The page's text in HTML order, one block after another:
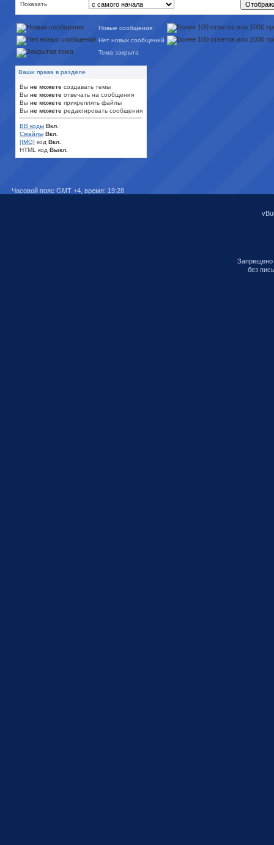
Показать
Новые сообщения
Нет новых сообщений
Тема закрыта
Ваши права в разделе
Вы не можете создавать темы
Вы не можете отвечать на сообщения
Вы не можете прикреплять файлы
Вы не можете редактировать сообщения
BB коды Вкл.
Смайлы Вкл.
[IMG] код Вкл.
HTML код Выкл.
Часовой пояс GMT +4, время: 19:28
Запрещено
без